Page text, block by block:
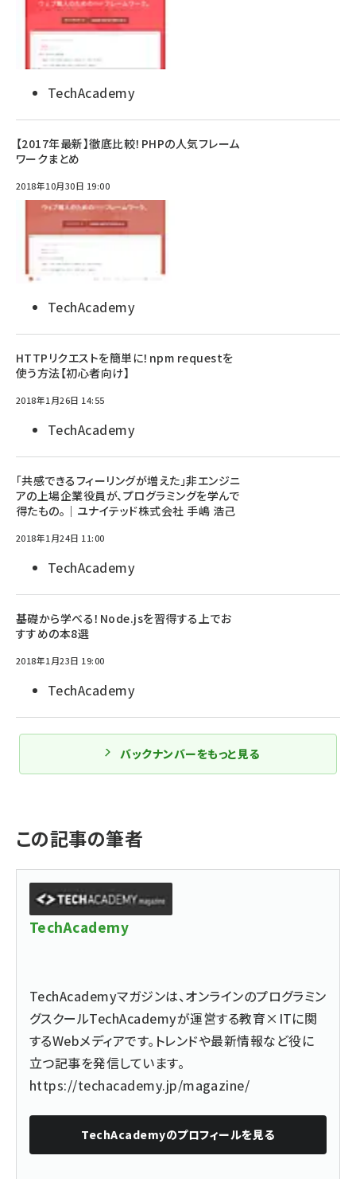
TechAcademy
【2017年最新】徹底比較！PHPの人気フレーム
ワークまとめ
2018年10月30日 19:00
TechAcademy
HTTPリクエストを簡単に！npm requestを
使う方法【初心者向け】
2018年1月26日 14:55
TechAcademy
「共感できるフィーリングが増えた」非エンジニ
アの上場企業役員が、プログラミングを学んで
得たもの。｜ユナイテッド株式会社 手嶋 浩己
2018年1月24日 11:00
TechAcademy
基礎から学べる！Node.jsを習得する上でお
すすめの本8選
2018年1月23日 19:00
TechAcademy
バックナンバーをもっと見る
この記事の筆者
TechAcademy
TechAcademyマガジンは、オンラインのプログラミン
グスクールTechAcademyが運営する教育×ITに関
するWebメディアです。トレンドや最新情報など役に
立つ記事を発信しています。
https://techacademy.jp/magazine/
TechAcademyのプロフィールを見る